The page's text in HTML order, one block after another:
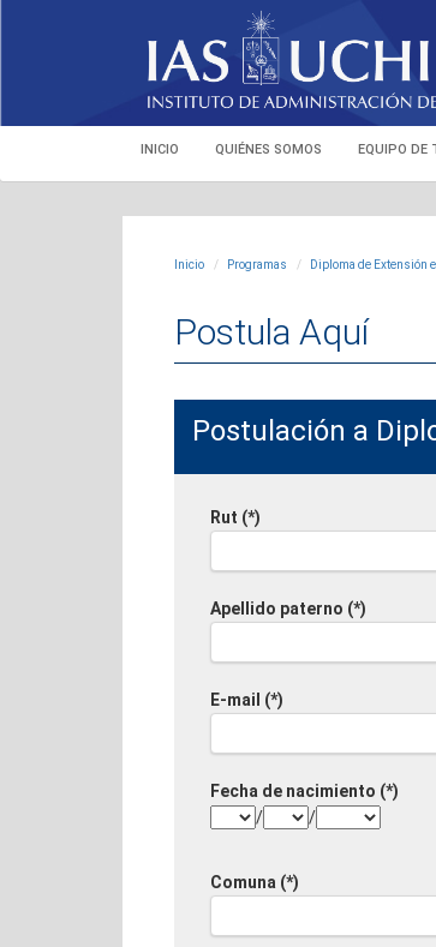
INICIO QUIÉNES SOMOS EQUIPO DE
Inicio Programas Diploma de Extensión
Postula Aquí
Postulación a
Rut (*)
Apellido paterno (*)
E-mail (*)
Fecha de nacimiento (*)
/
/
Comuna (*)